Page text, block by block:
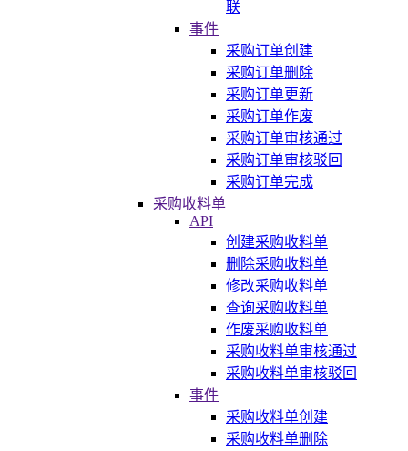
联
事件
采购订单创建
采购订单删除
采购订单更新
采购订单作废
采购订单审核通过
采购订单审核驳回
采购订单完成
采购收料单
API
创建采购收料单
删除采购收料单
修改采购收料单
查询采购收料单
作废采购收料单
采购收料单审核通过
采购收料单审核驳回
事件
采购收料单创建
采购收料单删除